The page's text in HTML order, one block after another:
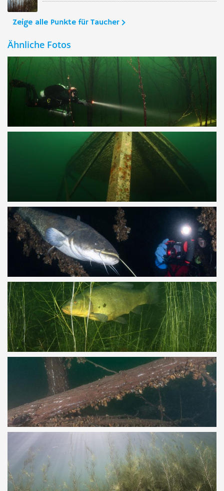
Zeige alle Punkte für Taucher
Ähnliche Fotos